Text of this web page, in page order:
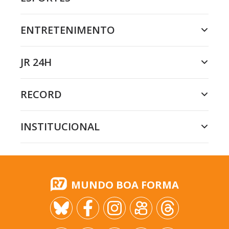
ENTRETENIMENTO
JR 24H
RECORD
INSTITUCIONAL
MUNDO BOA FORMA